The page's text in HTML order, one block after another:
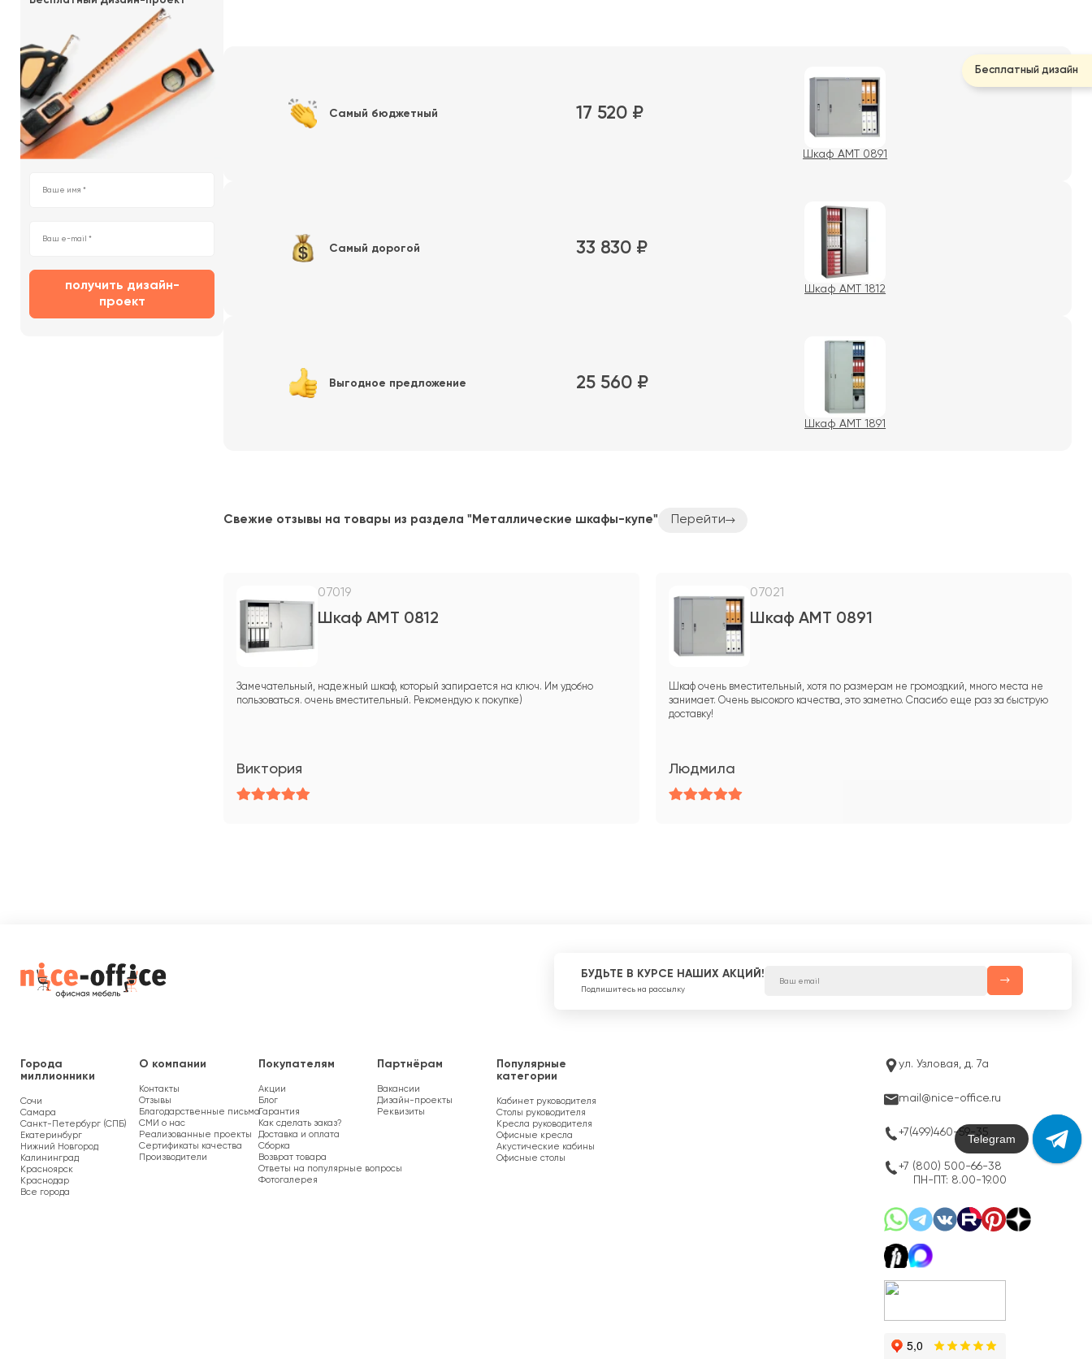
получить дизайн-
проект
Самый бюджетный 17 520 ₽
Шкаф AMT 0891
Самый дорогой 33 830 ₽
Шкаф AMT 1812
Выгодное предложение 25 560 ₽
Шкаф AMT 1891
Свежие отзывы на товары из раздела "Металлические шкафы-купе" Перейти
07019
Шкаф AMT 0812
Замечательный, надежный шкаф, который запирается на ключ. Им удобно
пользоваться. очень вместительный. Рекомендую к покупке)
Виктория
07021
Шкаф AMT 0891
Шкаф очень вместительный, хотя по размерам не громоздкий, много места не
занимает. Очень высокого качества, это заметно. Спасибо еще раз за быструю
доставку!
Людмила
БУДЬТЕ В КУРСЕ НАШИХ АКЦИЙ!
Подпишитесь на рассылку
Города
миллионники
Сочи
Самара
Санкт-Петербург (СПБ)
Екатеринбург
Нижний Новгород
Калининград
Красноярск
Краснодар
Все города
О компании
Контакты
Отзывы
Благодарственные письма
СМИ о нас
Реализованные проекты
Сертификаты качества
Производители
Покупателям
Акции
Блог
Гарантия
Как сделать заказ?
Доставка и оплата
Сборка
Возврат товара
Ответы на популярные вопросы
Фотогалерея
Партнёрам
Вакансии
Дизайн-проекты
Реквизиты
Популярные
категории
Кабинет руководителя
Столы руководителя
Кресла руководителя
Офисные кресла
Акустические кабины
Офисные столы
ул. Узловая, д. 7а
mail@nice-office.ru
+7(499)460-59-35
+7 (800) 500-66-38
ПН-ПТ: 8.00-19.00
Бесплатный дизайн
Telegram